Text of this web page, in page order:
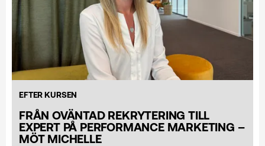
EFTER KURSEN
FRÅN OVÄNTAD REKRYTERING TILL
EXPERT PÅ PERFORMANCE MARKETING –
MÖT MICHELLE